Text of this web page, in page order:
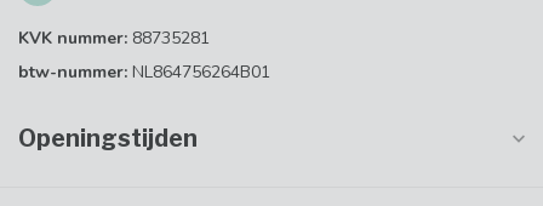
KVK nummer: 88735281
btw-nummer: NL864756264B01
Openingstijden